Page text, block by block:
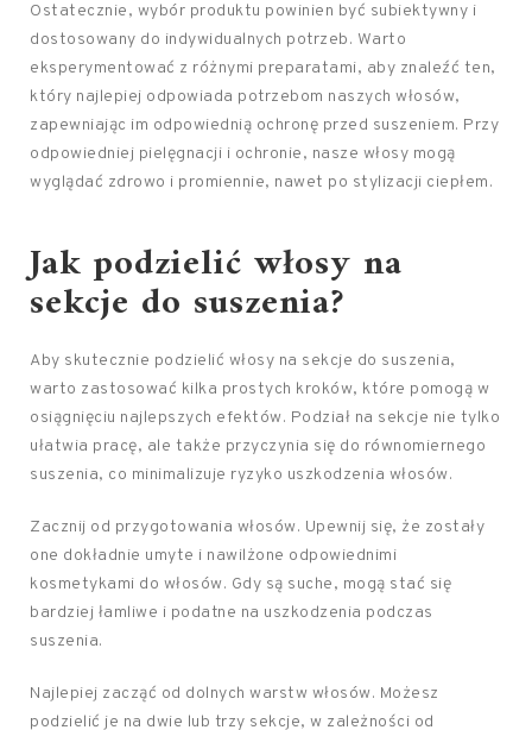
Ostatecznie, wybór produktu powinien być subiektywny i
dostosowany do indywidualnych potrzeb. Warto
eksperymentować z różnymi preparatami, aby znaleźć ten,
który najlepiej odpowiada potrzebom naszych włosów,
zapewniając im odpowiednią ochronę przed suszeniem. Przy
odpowiedniej pielęgnacji i ochronie, nasze włosy mogą
wyglądać zdrowo i promiennie, nawet po stylizacji ciepłem.
Jak podzielić włosy na
sekcje do suszenia?
Aby skutecznie podzielić włosy na sekcje do suszenia,
warto zastosować kilka prostych kroków, które pomogą w
osiągnięciu najlepszych efektów. Podział na sekcje nie tylko
ułatwia pracę, ale także przyczynia się do równomiernego
suszenia, co minimalizuje ryzyko uszkodzenia włosów.
Zacznij od przygotowania włosów. Upewnij się, że zostały
one dokładnie umyte i nawilżone odpowiednimi
kosmetykami do włosów. Gdy są suche, mogą stać się
bardziej łamliwe i podatne na uszkodzenia podczas
suszenia.
Najlepiej zacząć od dolnych warstw włosów. Możesz
podzielić je na dwie lub trzy sekcje, w zależności od